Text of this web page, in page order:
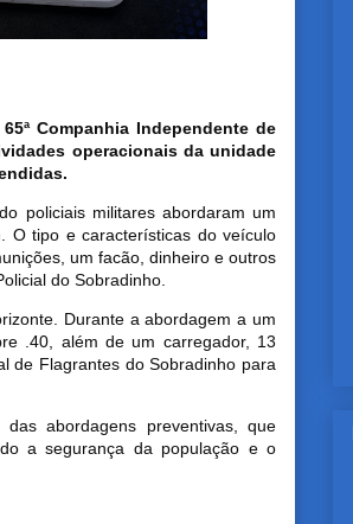
Companhia Independente de
operacionais da unidade
policiais militares abordaram um
O tipo e características do veículo
um facão, dinheiro e outros
do Sobradinho.
Durante a abordagem a um
.40, além de um carregador, 13
de Flagrantes do Sobradinho para
abordagens preventivas, que
a segurança da população e o